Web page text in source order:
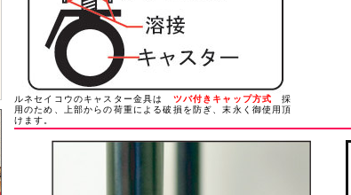
ルネセイコウのキャスター金具は ツバ付きキャップ方式
採
用のため、上部からの荷重による破損を防ぎ、末永く御使用頂
けます。